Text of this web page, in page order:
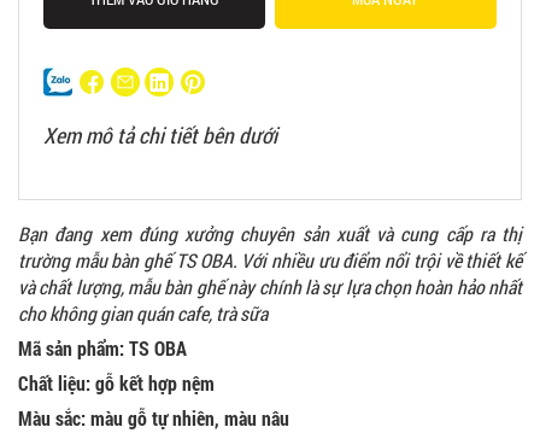
Xem mô tả chi tiết bên dưới
Bạn đang xem đúng xưởng chuyên sản xuất và cung cấp ra thị
trường mẫu bàn ghế TS OBA. Với nhiều ưu điểm nổi trội về thiết kế
và chất lượng, mẫu bàn ghế này chính là sự lựa chọn hoàn hảo nhất
cho không gian quán cafe, trà sữa
Mã sản phẩm: TS OBA
Chất liệu: gỗ kết hợp nệm
Màu sắc: màu gỗ tự nhiên, màu nâu